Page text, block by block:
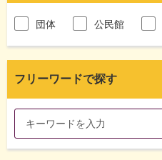
団体 公民館
フリーワードで探す